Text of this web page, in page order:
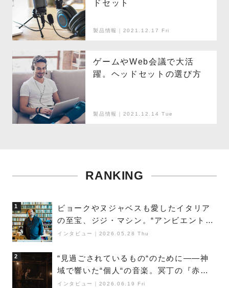
ドセット
製品情報｜2021.12.17 Fri
ゲームやWeb会議で大活
躍。ヘッドセットの選び方
製品情報｜2021.12.14 Tue
RANKING
1
ビョークやヌジャベスも愛したイタリア
の至宝、ジジ・マシン。“アンビエントの
巨匠”が明かす創作の原点と、「動き」に
インタビュー 2026.05.28 Thu
2
“見過ごされているもの“のために――神
域で響いた“個人“の音楽。冥丁の『赤城
夜神楽』をレポート
インタビュー 2026.06.19 Fri